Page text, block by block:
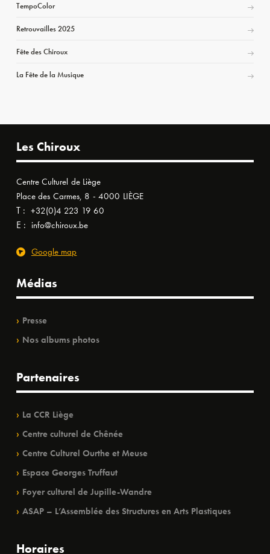
TempoColor
Retrouvailles 2025
Fête des Chiroux
La Fête de la Musique
Les Chiroux
Centre Culturel de Liège
Place des Carmes, 8 - 4000 LIÈGE
T : +32(0)4 223 19 60
E : info@chiroux.be
Google map
Médias
Presse
Nos albums photos
Partenaires
La CCR Liège
Centre culturel de Chênée
Centre Culturel Ourthe et Meuse
Espace Georges Truffaut
Foyer culturel de Jupille-Wandre
ASAP – L’Assemblée des Structures en Arts Plastiques
Horaires